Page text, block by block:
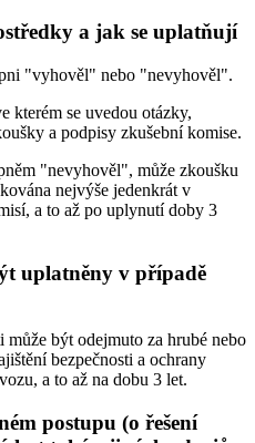
a jak se uplatňují
"vyhověl" nebo "nevyhověl".
kterém se uvedou otázky,
a podpisy zkušební komise.
"nevyhověl", může zkoušku
nejvýše jedenkrát v
a to až po uplynutí doby 3
uplatněny v případě
být odejmuto za hrubé nebo
bezpečnosti a ochrany
a to až na dobu 3 let.
postupu (o řešení